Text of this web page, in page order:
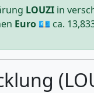
LOUZI in
Euro 💶 ca.